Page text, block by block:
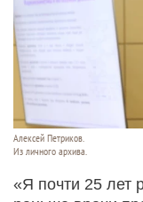
Алексей Петриков.
Из личного архива.
«Я почти 25 лет